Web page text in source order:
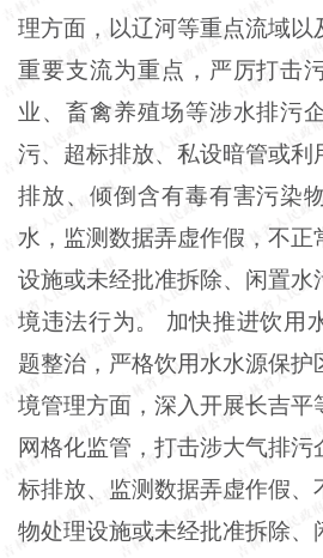
理方面，以辽河等重点流域以
重要支流为重点，严厉打击
业、畜禽养殖场等涉水排污
污、超标排放、私设暗管或利
排放、倾倒含有毒有害污染
水，监测数据弄虚作假，不正
设施或未经批准拆除、闲置水
境违法行为。 加快推进饮用
题整治，严格饮用水水源保护
境管理方面，深入开展长吉平
网格化监管，打击涉大气排污
标排放、监测数据弄虚作假、
物处理设施或未经批准拆除、